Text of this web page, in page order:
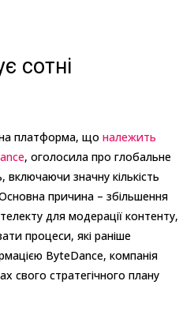
сотні
платформа, що належить
, оголосила про глобальне
значну кількість
Основна причина – збільшення
для модерації контенту,
процеси, які раніше
ByteDance, компанія
свого стратегічного плану